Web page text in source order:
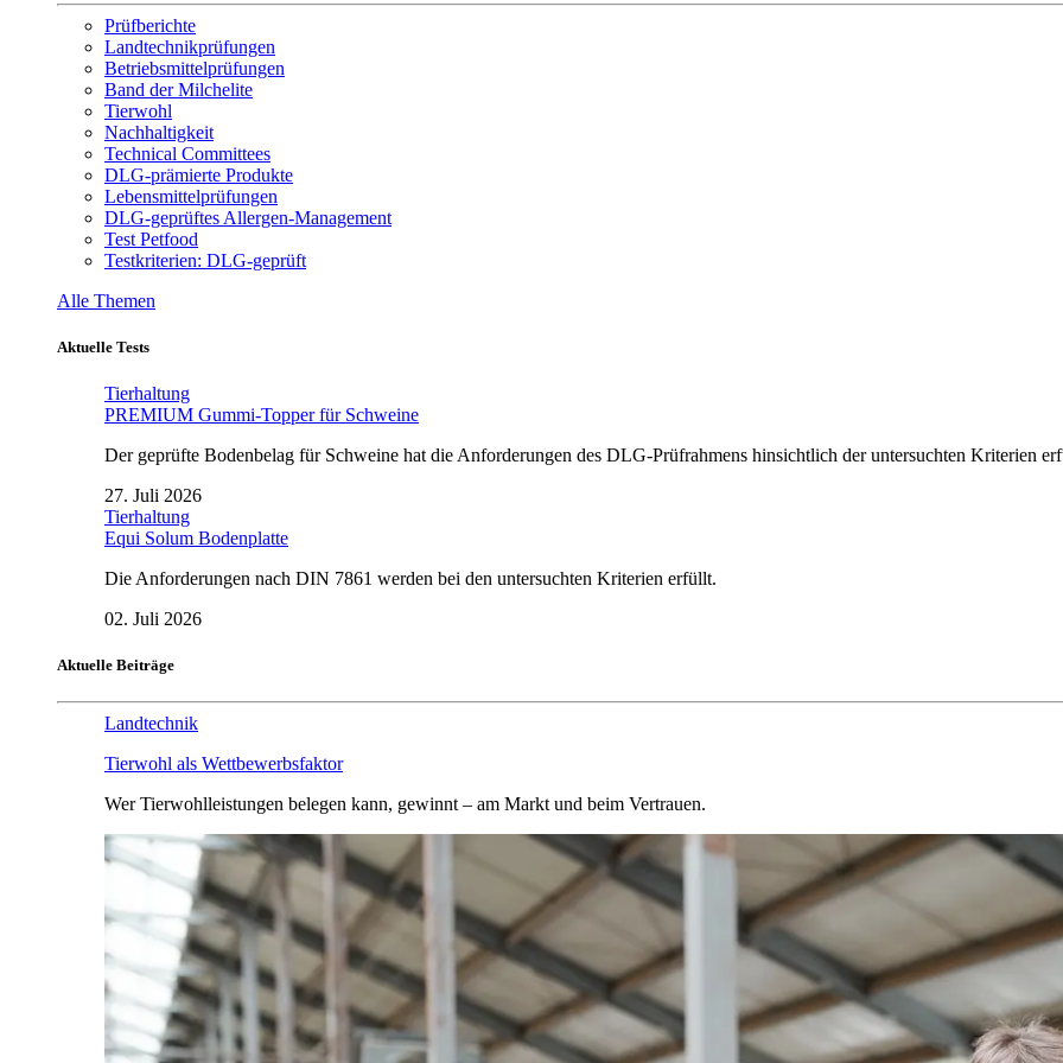
Prüfberichte
Landtechnikprüfungen
Betriebsmittelprüfungen
Band der Milchelite
Tierwohl
Nachhaltigkeit
Technical Committees
DLG-prämierte Produkte
Lebensmittelprüfungen
DLG-geprüftes Allergen-Management
Test Petfood
Testkriterien: DLG-geprüft
Alle Themen
Aktuelle Tests
Tierhaltung
PREMIUM Gummi-Topper für Schweine
Der geprüfte Bodenbelag für Schweine hat die Anforderungen des DLG-Prüfrahmens hinsichtlich der untersuchten Kriterien
27. Juli 2026
Tierhaltung
Equi Solum Bodenplatte
Die Anforderungen nach DIN 7861 werden bei den untersuchten Kriterien erfüllt.
02. Juli 2026
Aktuelle Beiträge
Landtechnik
Tierwohl als Wettbewerbsfaktor
Wer Tierwohlleistungen belegen kann, gewinnt – am Markt und beim Vertrauen.